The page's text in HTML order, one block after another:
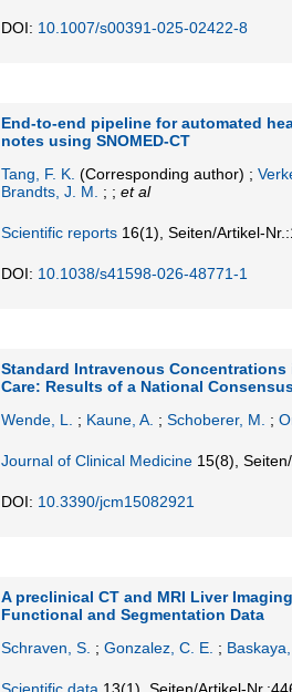
DOI: 10.1007/s00391-025-02422-8
End-to-end pipeline for automated
notes using SNOMED-CT
Tang, F. K. (Corresponding author) ;
Brandts, J. M.
; ; et al
Scientific reports 16(1) Seiten/Artikel-
DOI: 10.1038/s41598-026-48771-1
Standard Intravenous Concentrations
Care: Results of a National
Wende, L.
; Kaune, A. ; Schoberer, M. ;
Journal of Clinical Medicine 15(8)
DOI: 10.3390/jcm15082921
A preclinical CT and MRI Liver
Functional and Segmentation Data
Schraven, S. ; Gonzalez, C. E. ; Baskaya,